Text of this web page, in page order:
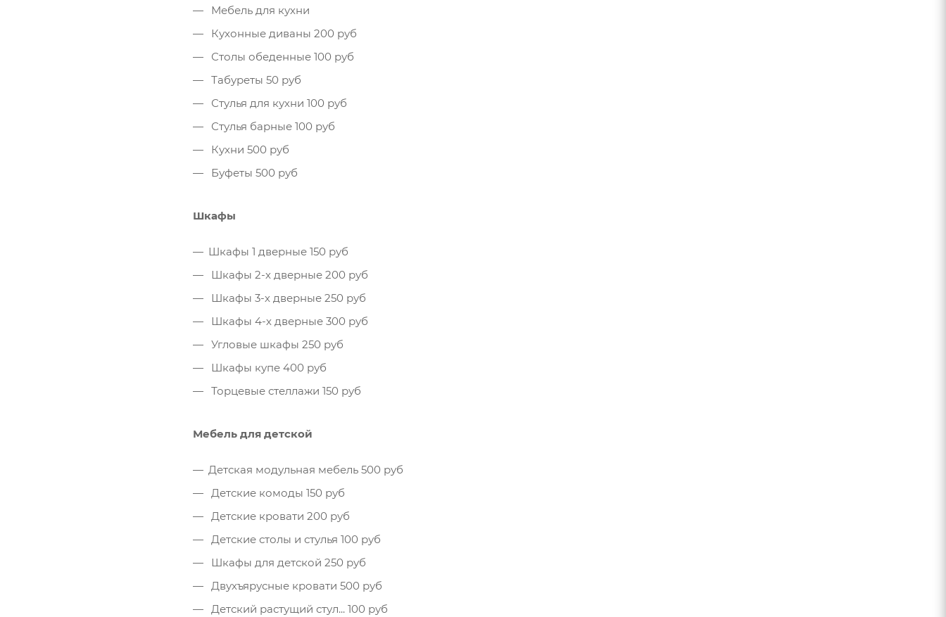
Мебель для кухни
Кухонные диваны 200 руб
Столы обеденные 100 руб
Табуреты 50 руб
Стулья для кухни 100 руб
Стулья барные 100 руб
Кухни 500 руб
Буфеты 500 руб
Шкафы
Шкафы 1 дверные 150 руб
Шкафы 2-х дверные 200 руб
Шкафы 3-х дверные 250 руб
Шкафы 4-х дверные 300 руб
Угловые шкафы 250 руб
Шкафы купе 400 руб
Торцевые стеллажи 150 руб
Мебель для детской
Детская модульная мебель 500 руб
Детские комоды 150 руб
Детские кровати 200 руб
Детские столы и стулья 100 руб
Шкафы для детской 250 руб
Двухъярусные кровати 500 руб
Детский растущий стул... 100 руб